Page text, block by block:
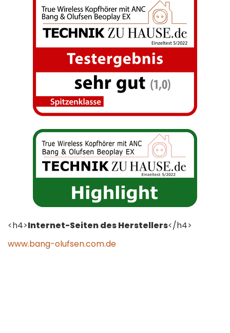
<h4>Internet-Seiten des Herstellers</h4>
www.bang-olufsen.com.de